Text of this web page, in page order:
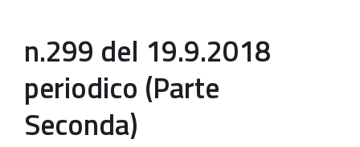
n.299 del 19.9.2018
periodico (Parte
Seconda)